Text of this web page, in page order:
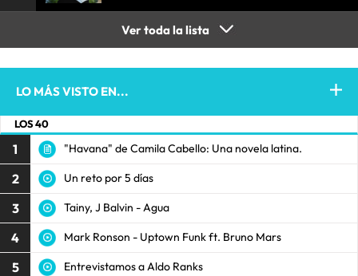
Ver toda la lista
LO MÁS VISTO EN...
LOS 40
1 "Havana" de Camila Cabello: Una novela latina.
2 Un reto por 5 días
3 Tainy, J Balvin - Agua
4 Mark Ronson - Uptown Funk ft. Bruno Mars
5 Entrevistamos a Aldo Ranks